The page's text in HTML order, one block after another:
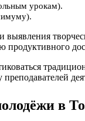
урокам).
продуктивного
в